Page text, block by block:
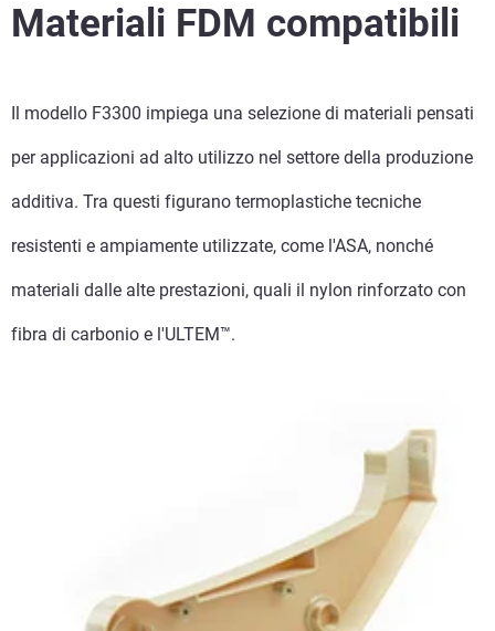
Materiali FDM compatibili
Il modello F3300 impiega una selezione di materiali pensati
per applicazioni ad alto utilizzo nel settore della produzione
additiva. Tra questi figurano termoplastiche tecniche
resistenti e ampiamente utilizzate, come l'ASA, nonché
materiali dalle alte prestazioni, quali il nylon rinforzato con
fibra di carbonio e l'ULTEM™.